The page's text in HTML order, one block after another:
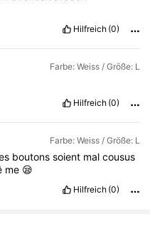
Hilfreich (0)
Farbe: Weiss / Größe: L
Hilfreich (0)
Farbe: Weiss / Größe: L
boutonssoient malcousus
me 😪
Hilfreich (0)